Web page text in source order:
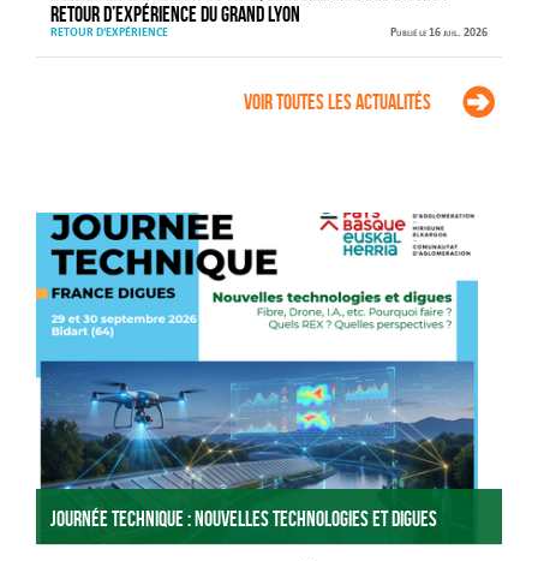
retour d’expérience du Grand Lyon
RETOUR D'EXPÉRIENCE Publié le 16 juil. 2026
Voir toutes les actualités
Journée technique : Nouvelles technologies et digues